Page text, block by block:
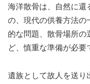
海洋散骨は、自然に還
の、現代の供養方法の
的な問題、散骨場所の
ど、慎重な準備が必要
遺族として故人を送り